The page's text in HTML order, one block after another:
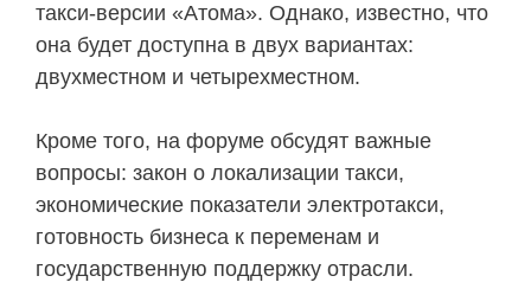
такси-версии «Атома». Однако, известно, что
она будет доступна в двух вариантах:
двухместном и четырехместном.
Кроме того, на форуме обсудят важные
вопросы: закон о локализации такси,
экономические показатели электротакси,
готовность бизнеса к переменам и
государственную поддержку отрасли.